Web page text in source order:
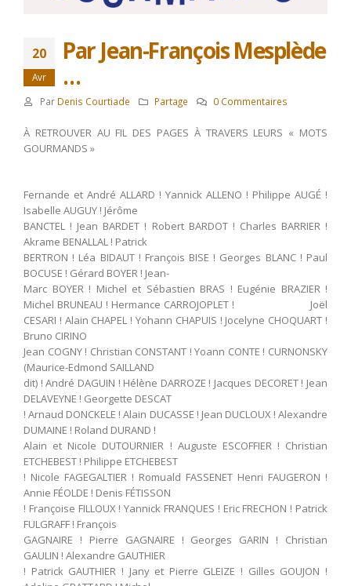
20
Avr
Par Jean-François Mesplède
…
Par Denis Courtiade Partage 0 Commentaires
À RETROUVER AU FIL DES PAGES À TRAVERS LEURS « MOTS
GOURMANDS »
Fernande et André ALLARD ! Yannick ALLENO ! Philippe AUGÉ !
Isabelle AUGUY ! Jérôme
BANCTEL ! Jean BARDET ! Robert BARDOT ! Charles BARRIER !
Akrame BENALLAL ! Patrick
BERTRON ! Léa BIDAUT ! François BISE ! Georges BLANC ! Paul
BOCUSE ! Gérard BOYER ! Jean-
Marc BOYER ! Michel et Sébastien BRAS ! Eugénie BRAZIER !
Michel BRUNEAU ! Hermance CARROJOPLET ! Joël
CESARI ! Alain CHAPEL ! Yohann CHAPUIS ! Jocelyne CHOQUART !
Bruno CIRINO
Jean COGNY ! Christian CONSTANT ! Yoann CONTE ! CURNONSKY
(Maurice-Edmond SAILLAND
dit) ! André DAGUIN ! Hélène DARROZE ! Jacques DECORET ! Jean
DELAVEYNE ! Georgette DESCAT
! Arnaud DONCKELE ! Alain DUCASSE ! Jean DUCLOUX ! Alexandre
DUMAINE ! Roland DURAND !
Alain et Nicole DUTOURNIER ! Auguste ESCOFFIER ! Christian
ETCHEBEST ! Philippe ETCHEBEST
! Nicole FAGEGALTIER ! Romuald FASSENET Henri FAUGERON !
Annie FÉOLDE ! Denis FÉTISSON
! Françoise FILLOUX ! Yannick FRANQUES ! Eric FRECHON ! Patrick
FULGRAFF ! François
GAGNAIRE ! Pierre GAGNAIRE ! Georges GARIN ! Christian
GAULIN ! Alexandre GAUTHIER
! Patrick GAUTHIER ! Jany et Pierre GLEIZE ! Gilles GOUJON !